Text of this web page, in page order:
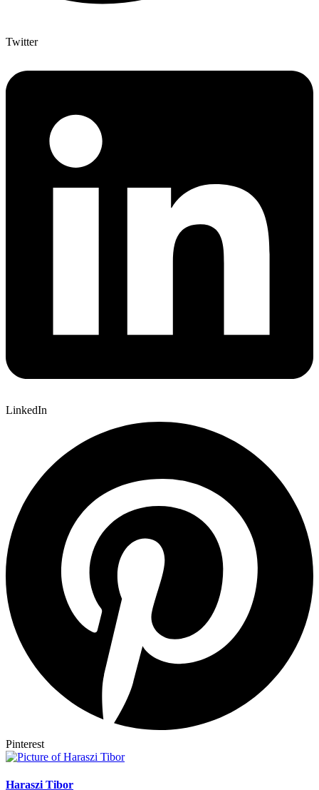
Twitter
LinkedIn
Pinterest
Haraszi Tibor